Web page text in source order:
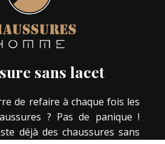
sans lacet
de refaire à chaque fois les
? Pas de panique !
déjà des chaussures sans